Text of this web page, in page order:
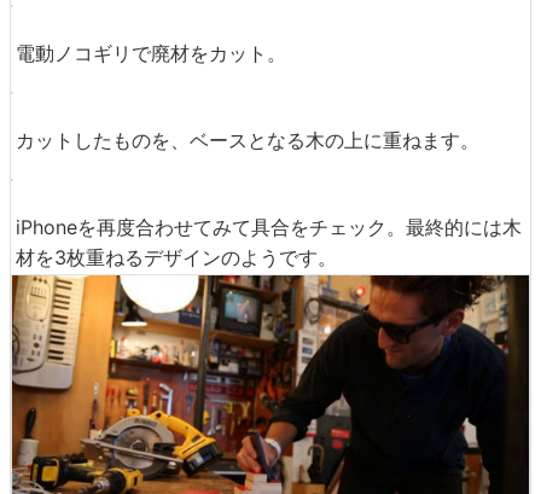
電動ノコギリで廃材をカット。
カットしたものを、ベースとなる木の上に重ねます。
iPhoneを再度合わせてみて具合をチェック。最終的には木
材を3枚重ねるデザインのようです。